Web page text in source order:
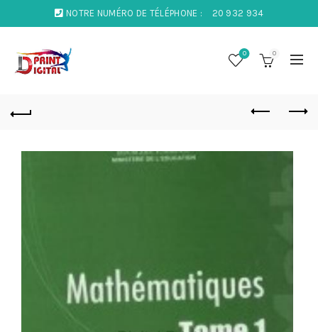
NOTRE NUMÉRO DE TÉLÉPHONE : 20 932 934
0 0